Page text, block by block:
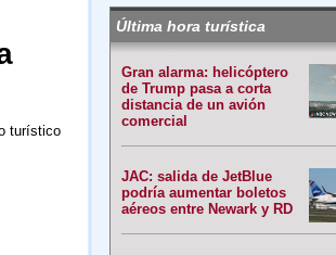
turístico
Última hora turística
Gran alarma: helicóptero
de Trump pasa a corta
distancia de un avión
comercial
JAC: salida de JetBlue
podría aumentar boletos
aéreos entre Newark y RD